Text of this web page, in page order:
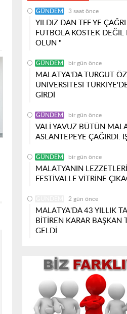
GÜNDEM 3 saat önce
YILDIZ DAN TFF YE
FUTBOLA KÖSTEK DEĞİL
OLUN "
GÜNDEM bir gün önce
MALATYA'DA TURGUT
ÜNİVERSİTESİ
GİRDİ
GÜNDEM bir gün önce
VALİ YAVUZ BÜTÜN
ASLANTEPEYE ÇAĞIRDI.
GÜNDEM bir gün önce
MALATYANIN LEZZETLERİ
FESTİVALLE VİTRİNE
2 gün önce
MALATYA'DA 43 YILLIK
BİTİREN KARAR BAŞKAN
GELDİ